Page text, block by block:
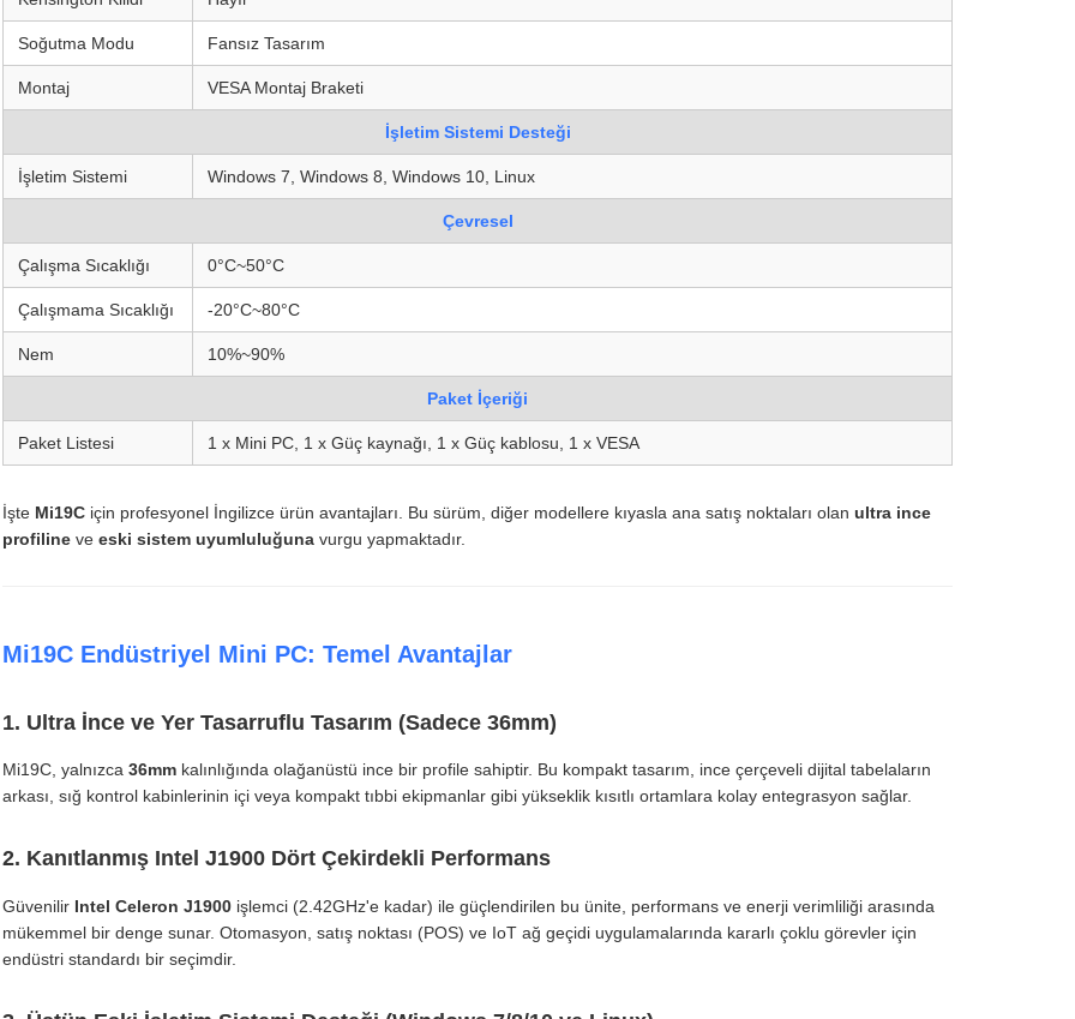
Soğutma Modu Fansız Tasarım
Montaj VESA Montaj Braketi
İşletim Sistemi Desteği
İşletim Sistemi Windows 7, Windows 8, Windows 10, Linux
Çevresel
Çalışma Sıcaklığı 0°C~50°C
Çalışmama Sıcaklığı -20°C~80°C
Nem 10%~90%
Paket İçeriği
Paket Listesi 1 x Mini PC, 1 x Güç kaynağı, 1 x Güç kablosu, 1 x VESA
İşte Mi19C için profesyonel İngilizce ürün avantajları. Bu sürüm, diğer modellere kıyasla ana satış noktaları olan ultra ince
profiline ve eski sistem uyumluluğuna vurgu yapmaktadır.
Mi19C Endüstriyel Mini PC: Temel Avantajlar
1. Ultra İnce ve Yer Tasarruflu Tasarım (Sadece 36mm)
Mi19C, yalnızca 36mm kalınlığında olağanüstü ince bir profile sahiptir. Bu kompakt tasarım, ince çerçeveli dijital tabelaların
arkası, sığ kontrol kabinlerinin içi veya kompakt tıbbi ekipmanlar gibi yükseklik kısıtlı ortamlara kolay entegrasyon sağlar.
2. Kanıtlanmış Intel J1900 Dört Çekirdekli Performans
Güvenilir Intel Celeron J1900 işlemci (2.42GHz'e kadar) ile güçlendirilen bu ünite, performans ve enerji verimliliği arasında
mükemmel bir denge sunar. Otomasyon, satış noktası (POS) ve IoT ağ geçidi uygulamalarında kararlı çoklu görevler için
endüstri standardı bir seçimdir.